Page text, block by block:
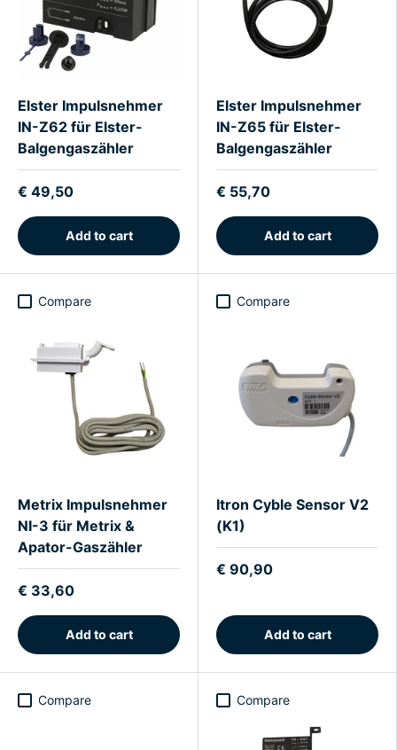
Elster Impulsnehmer
IN-Z62 für Elster-
Balgengaszähler
€ 49,50
Add to cart
Elster Impulsnehmer
IN-Z65 für Elster-
Balgengaszähler
€ 55,70
Add to cart
Compare
Metrix Impulsnehmer
NI-3 für Metrix &
Apator-Gaszähler
€ 33,60
Add to cart
Compare
Itron Cyble Sensor V2
(K1)
€ 90,90
Add to cart
Compare Compare